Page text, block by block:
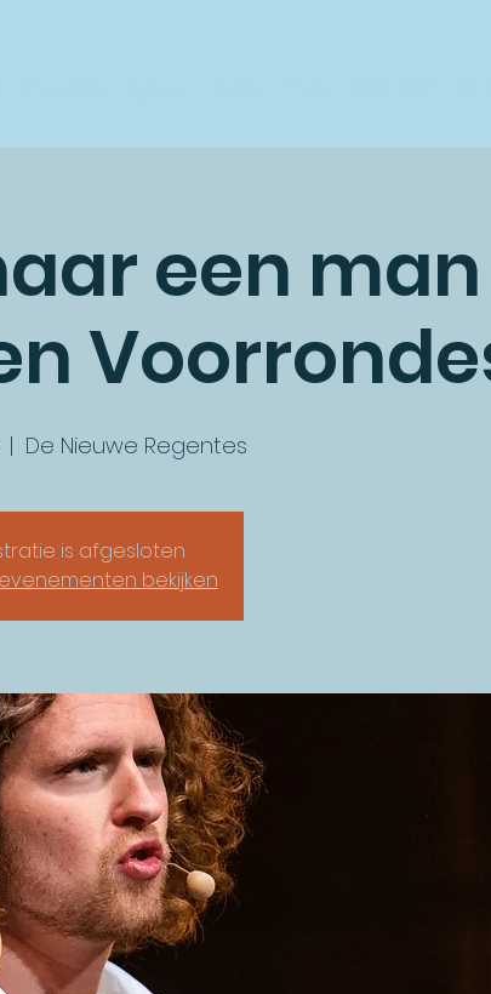
een man
|
De Nieuwe Regentes
is afgesloten
bekijken